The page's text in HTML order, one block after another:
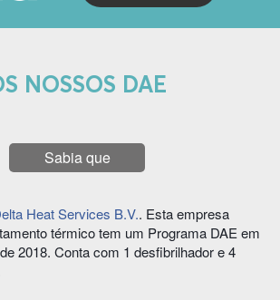
NOSSOS DAE
Sabia que
Heat Services B.V.. Esta empresa
térmico tem um Programa DAE em
2018. Conta com 1 desfibrilhador e 4